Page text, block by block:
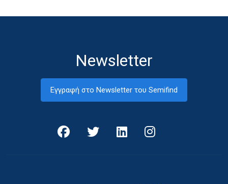
Newsletter
Εγγραφή στο Newsletter του Semifind